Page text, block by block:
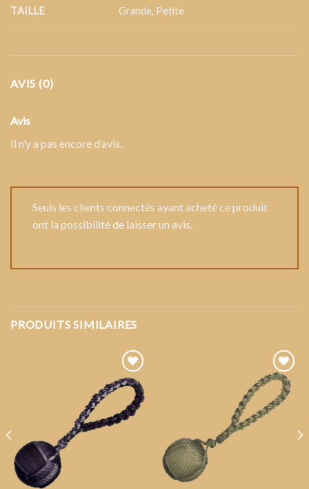
TAILLE Grande, Petite
AVIS (0)
Avis
Il n’y a pas encore d’avis.
Seuls les clients connectés ayant acheté ce produit
ont la possibilité de laisser un avis.
PRODUITS SIMILAIRES
AJOUTER
A VOTRE
LISTE DE
AJOUTER
A VOTRE